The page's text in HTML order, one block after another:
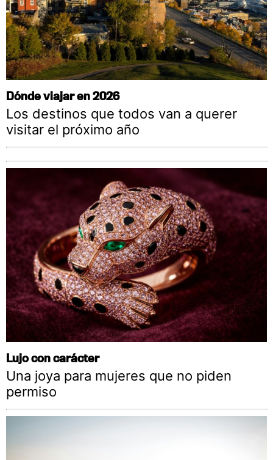
Dónde viajar en 2026
Los destinos que todos van a querer
visitar el próximo año
Lujo con carácter
Una joya para mujeres que no piden
permiso